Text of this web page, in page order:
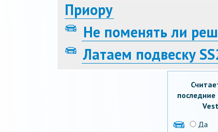
Приору
Не поменять ли
Латаем подвеску
Да